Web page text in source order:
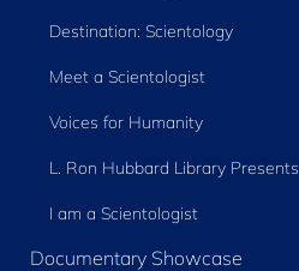
Destination: Scientology
Meet a Scientologist
Voices for Humanity
L. Ron Hubbard Library Presents
I am a Scientologist
Documentary Showcase